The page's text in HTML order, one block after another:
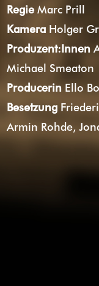
Regie Marc Prill
KameraHolger
Produzent:Innen
Michael Smeaton
ProducerinEllo
Besetzung
Armin Rohde,